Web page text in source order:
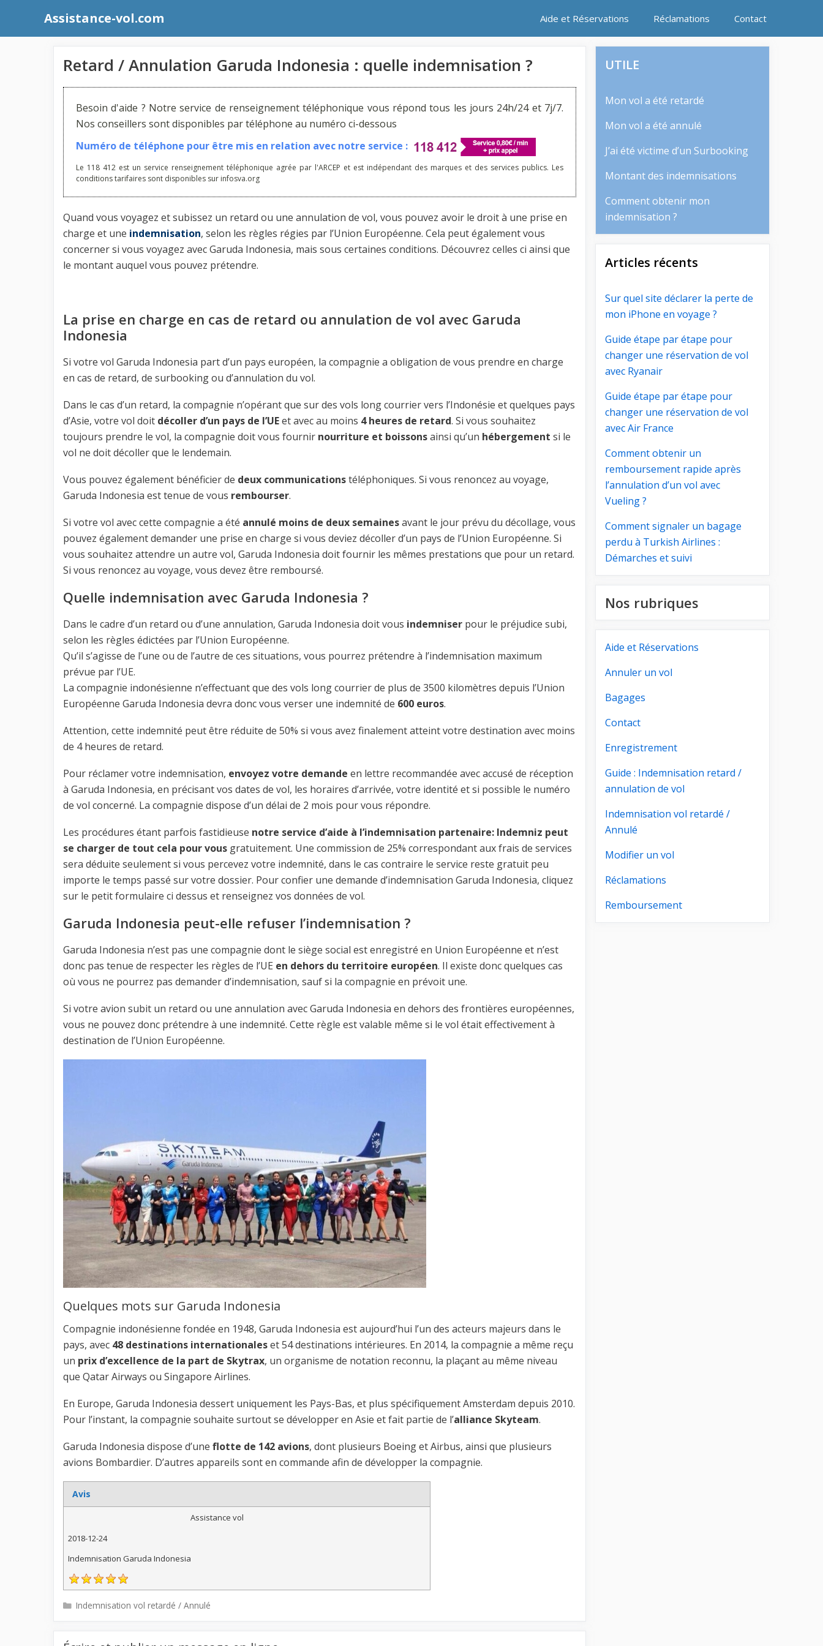
contenu
Assistance-vol.com Aide et Réservations Réclamations Contact
Retard / Annulation Garuda Indonesia : quelle indemnisation ?
Besoin d'aide ? Notre service de renseignement téléphonique vous répond tous les jours 24h/24 et 7j/7.
Nos conseillers sont disponibles par téléphone au numéro ci-dessous
Numéro de téléphone pour être mis en relation avec notre service :
Le 118 412 est un service renseignement téléphonique agrée par l'ARCEP et est indépendant des marques et des services publics. Les
conditions tarifaires sont disponibles sur infosva.org
Quand vous voyagez et subissez un retard ou une annulation de vol, vous pouvez avoir le droit à une prise en
charge et une indemnisation, selon les règles régies par l’Union Européenne. Cela peut également vous
concerner si vous voyagez avec Garuda Indonesia, mais sous certaines conditions. Découvrez celles ci ainsi que
le montant auquel vous pouvez prétendre.
La prise en charge en cas de retard ou annulation de vol avec Garuda
Indonesia
Si votre vol Garuda Indonesia part d’un pays européen, la compagnie a obligation de vous prendre en charge
en cas de retard, de surbooking ou d’annulation du vol.
Dans le cas d’un retard, la compagnie n’opérant que sur des vols long courrier vers l’Indonésie et quelques pays
d’Asie, votre vol doit décoller d’un pays de l’UEet avec au moins 4 heures de retard. Si vous souhaitez
toujours prendre le vol, la compagnie doit vous fournir nourriture et boissonsainsi qu’un hébergement si le
vol ne doit décoller que le lendemain.
Vous pouvez également bénéficier de deux communicationstéléphoniques. Si vous renoncez au voyage,
Garuda Indonesia est tenue de vous rembourser.
Si votre vol avec cette compagnie a été annulé moins de deux semainesavant le jour prévu du décollage, vous
pouvez également demander une prise en charge si vous deviez décoller d’un pays de l’Union Européenne. Si
vous souhaitez attendre un autre vol, Garuda Indonesia doit fournir les mêmes prestations que pour un retard.
Si vous renoncez au voyage, vous devez être remboursé.
Quelle indemnisation avec Garuda Indonesia ?
Dans le cadre d’un retard ou d’une annulation, Garuda Indonesia doit vous indemniser pour le préjudice subi,
selon les règles édictées par l’Union Européenne.
Qu’il s’agisse de l’une ou de l’autre de ces situations, vous pourrez prétendre à l’indemnisation maximum
prévue par l’UE.
La compagnie indonésienne n’effectuant que des vols long courrier de plus de 3500 kilomètres depuis l’Union
Européenne Garuda Indonesia devra donc vous verser une indemnité de 600 euros.
Attention, cette indemnité peut être réduite de 50% si vous avez finalement atteint votre destination avec moins
de 4 heures de retard.
Pour réclamer votre indemnisation, envoyez votre demande en lettre recommandée avec accusé de réception
à Garuda Indonesia, en précisant vos dates de vol, les horaires d’arrivée, votre identité et si possible le numéro
de vol concerné. La compagnie dispose d’un délai de 2 mois pour vous répondre.
Les procédures étant parfois fastidieuse notre service d’aide à l’indemnisation partenaire: Indemniz peut
se charger de tout cela pour vous gratuitement. Une commission de 25% correspondant aux frais de services
sera déduite seulement si vous percevez votre indemnité, dans le cas contraire le service reste gratuit peu
importe le temps passé sur votre dossier. Pour confier une demande d’indemnisation Garuda Indonesia, cliquez
sur le petit formulaire ci dessus et renseignez vos données de vol.
Garuda Indonesia peut-elle refuser l’indemnisation ?
Garuda Indonesia n’est pas une compagnie dont le siège social est enregistré en Union Européenne et n’est
donc pas tenue de respecter les règles de l’UE en dehors du territoire européen. Il existe donc quelques cas
où vous ne pourrez pas demander d’indemnisation, sauf si la compagnie en prévoit une.
Si votre avion subit un retard ou une annulation avec Garuda Indonesia en dehors des frontières européennes,
vous ne pouvez donc prétendre à une indemnité. Cette règle est valable même si le vol était effectivement à
destination de l’Union Européenne.
Quelques mots sur Garuda Indonesia
Compagnie indonésienne fondée en 1948, Garuda Indonesia est aujourd’hui l’un des acteurs majeurs dans le
pays, avec 48 destinations internationaleset 54 destinations intérieures. En 2014, la compagnie a même reçu
un prix d’excellence de la part de Skytrax, un organisme de notation reconnu, la plaçant au même niveau
que Qatar Airways ou Singapore Airlines.
En Europe, Garuda Indonesia dessert uniquement les Pays-Bas, et plus spécifiquement Amsterdam depuis 2010.
Pour l’instant, la compagnie souhaite surtout se développer en Asie et fait partie de l’alliance Skyteam.
Garuda Indonesia dispose d’une flotte de 142 avions, dont plusieurs Boeing et Airbus, ainsi que plusieurs
avions Bombardier. D’autres appareils sont en commande afin de développer la compagnie.
Avis
Assistance vol
2018-12-24
Indemnisation Garuda Indonesia
Catégories
Indemnisation vol retardé / Annulé
UTILE
Mon vol a été retardé
Mon vol a été annulé
J’ai été victime d’un Surbooking
Montant des indemnisations
Comment obtenir mon
indemnisation ?
Articles récents
Sur quel site déclarer la perte de
mon iPhone en voyage ?
Guide étape par étape pour
changer une réservation de vol
avec Ryanair
Guide étape par étape pour
changer une réservation de vol
avec Air France
Comment obtenir un
remboursement rapide après
l’annulation d’un vol avec
Vueling ?
Comment signaler un bagage
perdu à Turkish Airlines :
Démarches et suivi
Nos rubriques
Aide et Réservations
Annuler un vol
Bagages
Contact
Enregistrement
Guide : Indemnisation retard /
annulation de vol
Indemnisation vol retardé /
Annulé
Modifier un vol
Réclamations
Remboursement